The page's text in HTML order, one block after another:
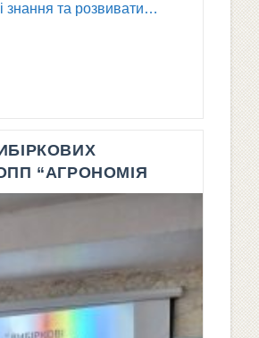
знання та розвивати…
“АГРОНОМІЯ